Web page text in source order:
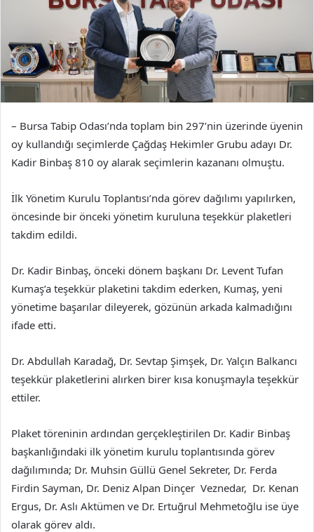
– Bursa Tabip Odası’nda toplam bin 297’nin üzerinde üyenin
oy kullandığı seçimlerde Çağdaş Hekimler Grubu adayı Dr.
Kadir Binbaş 810 oy alarak seçimlerin kazananı olmuştu.
İlk Yönetim Kurulu Toplantısı’nda görev dağılımı yapılırken,
öncesinde bir önceki yönetim kuruluna teşekkür plaketleri
takdim edildi.
Dr. Kadir Binbaş, önceki dönem başkanı Dr. Levent Tufan
Kumaş’a teşekkür plaketini takdim ederken, Kumaş, yeni
yönetime başarılar dileyerek, gözünün arkada kalmadığını
ifade etti.
Dr. Abdullah Karadağ, Dr. Sevtap Şimşek, Dr. Yalçın Balkancı
teşekkür plaketlerini alırken birer kısa konuşmayla teşekkür
ettiler.
Plaket töreninin ardından gerçekleştirilen Dr. Kadir Binbaş
başkanlığındaki ilk yönetim kurulu toplantısında görev
dağılımında; Dr. Muhsin Güllü Genel Sekreter, Dr. Ferda
Firdin Sayman, Dr. Deniz Alpan Dinçer Veznedar, Dr. Kenan
Ergus, Dr. Aslı Aktümen ve Dr. Ertuğrul Mehmetoğlu ise üye
olarak görev aldı.